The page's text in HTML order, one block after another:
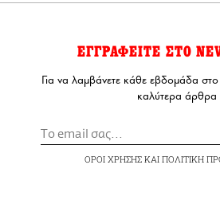
ΕΓΓΡΑΦΕΙΤΕ ΣΤΟ
Για να λαμβάνετε κάθε εβδομάδα
καλύτερα άρθρα
ΟΡΟΙ ΧΡΗΣΗΣΚΑΙ ΠΟΛΙΤΙΚΗ